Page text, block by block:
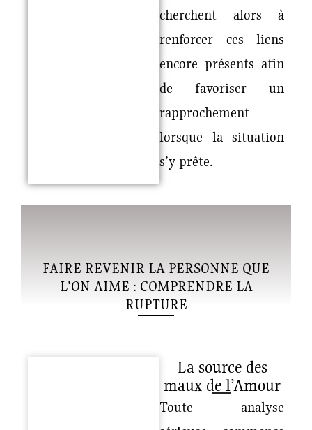
cherchent alors à
renforcer ces liens
encore présents afin
de favoriser un
rapprochement
lorsque la situation
s’y prête.
FAIRE REVENIR LA PERSONNE QUE
L'ON AIME : COMPRENDRE LA
RUPTURE
La source des
maux de l’Amour
Toute analyse